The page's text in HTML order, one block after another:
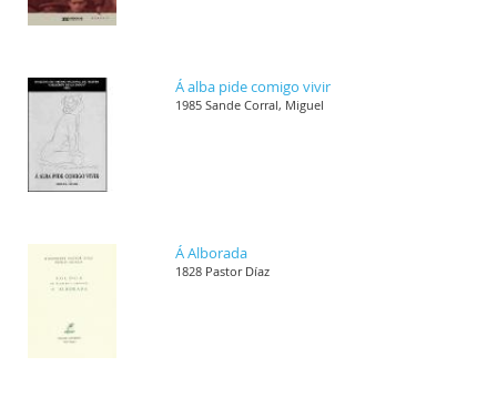
Á alba pide comigo vivir
1985 Sande Corral, Miguel
Á Alborada
1828 Pastor Díaz